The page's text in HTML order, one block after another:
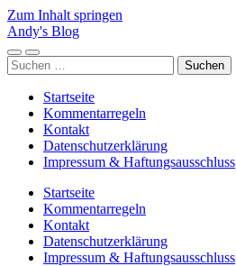
Zum Inhalt springen
Andy's Blog
Mobile-
Menü
Suchfeld
ein-/ausblenden
Suchen
nach:
Startseite
Kommentarregeln
Kontakt
Datenschutzerklärung
Impressum & Haftungsausschluss
Startseite
Kommentarregeln
Kontakt
Datenschutzerklärung
Impressum & Haftungsausschluss